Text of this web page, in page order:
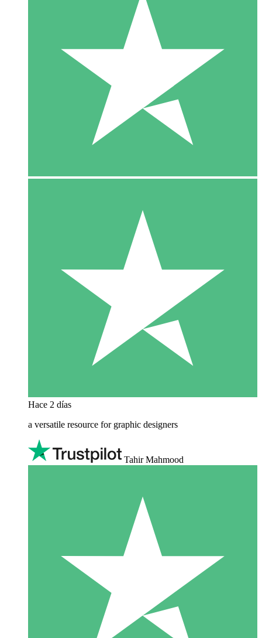
Hace 2 días
a versatile resource for graphic designers
Tahir Mahmood